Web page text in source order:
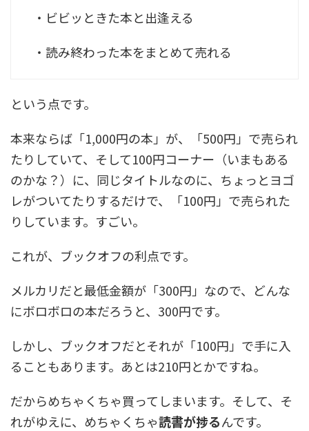
・ビビッときた本と出逢える
・読み終わった本をまとめて売れる
という点です。
本来ならば「1,000円の本」が、「500円」で売られ
たりしていて、そして100円コーナー（いまもある
のかな？）に、同じタイトルなのに、ちょっとヨゴ
レがついてたりするだけで、「100円」で売られた
りしています。すごい。
これが、ブックオフの利点です。
メルカリだと最低金額が「300円」なので、どんな
にボロボロの本だろうと、300円です。
しかし、ブックオフだとそれが「100円」で手に入
ることもあります。あとは210円とかですね。
だからめちゃくちゃ買ってしまいます。そして、そ
れがゆえに、めちゃくちゃ読書が捗るんです。